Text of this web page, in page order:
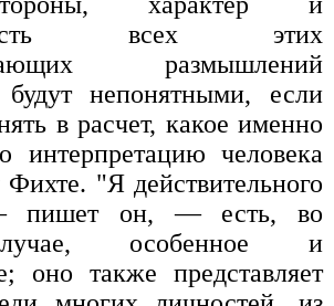
всех этих
размышлений
будут непонятными, если
в расчет, какое именно
интерпретацию человека
"Я действительного
пишет он, — есть, во
особенное и
оно также представляет